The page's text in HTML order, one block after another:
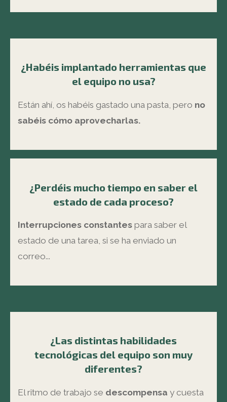
¿Habéis implantado herramientas que
el equipo no usa?
Están ahí, os habéis gastado una pasta, pero no
sabéis cómo aprovecharlas.
¿Perdéis mucho tiempo en saber el
estado de cada proceso?
Interrupciones constantes para saber el
estado de una tarea, si se ha enviado un
correo...
¿Las distintas habilidades
tecnológicas del equipo son muy
diferentes?
El ritmo de trabajo se descompensa y cuesta